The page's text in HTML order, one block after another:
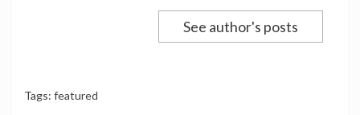
See author's posts
Tags: featured